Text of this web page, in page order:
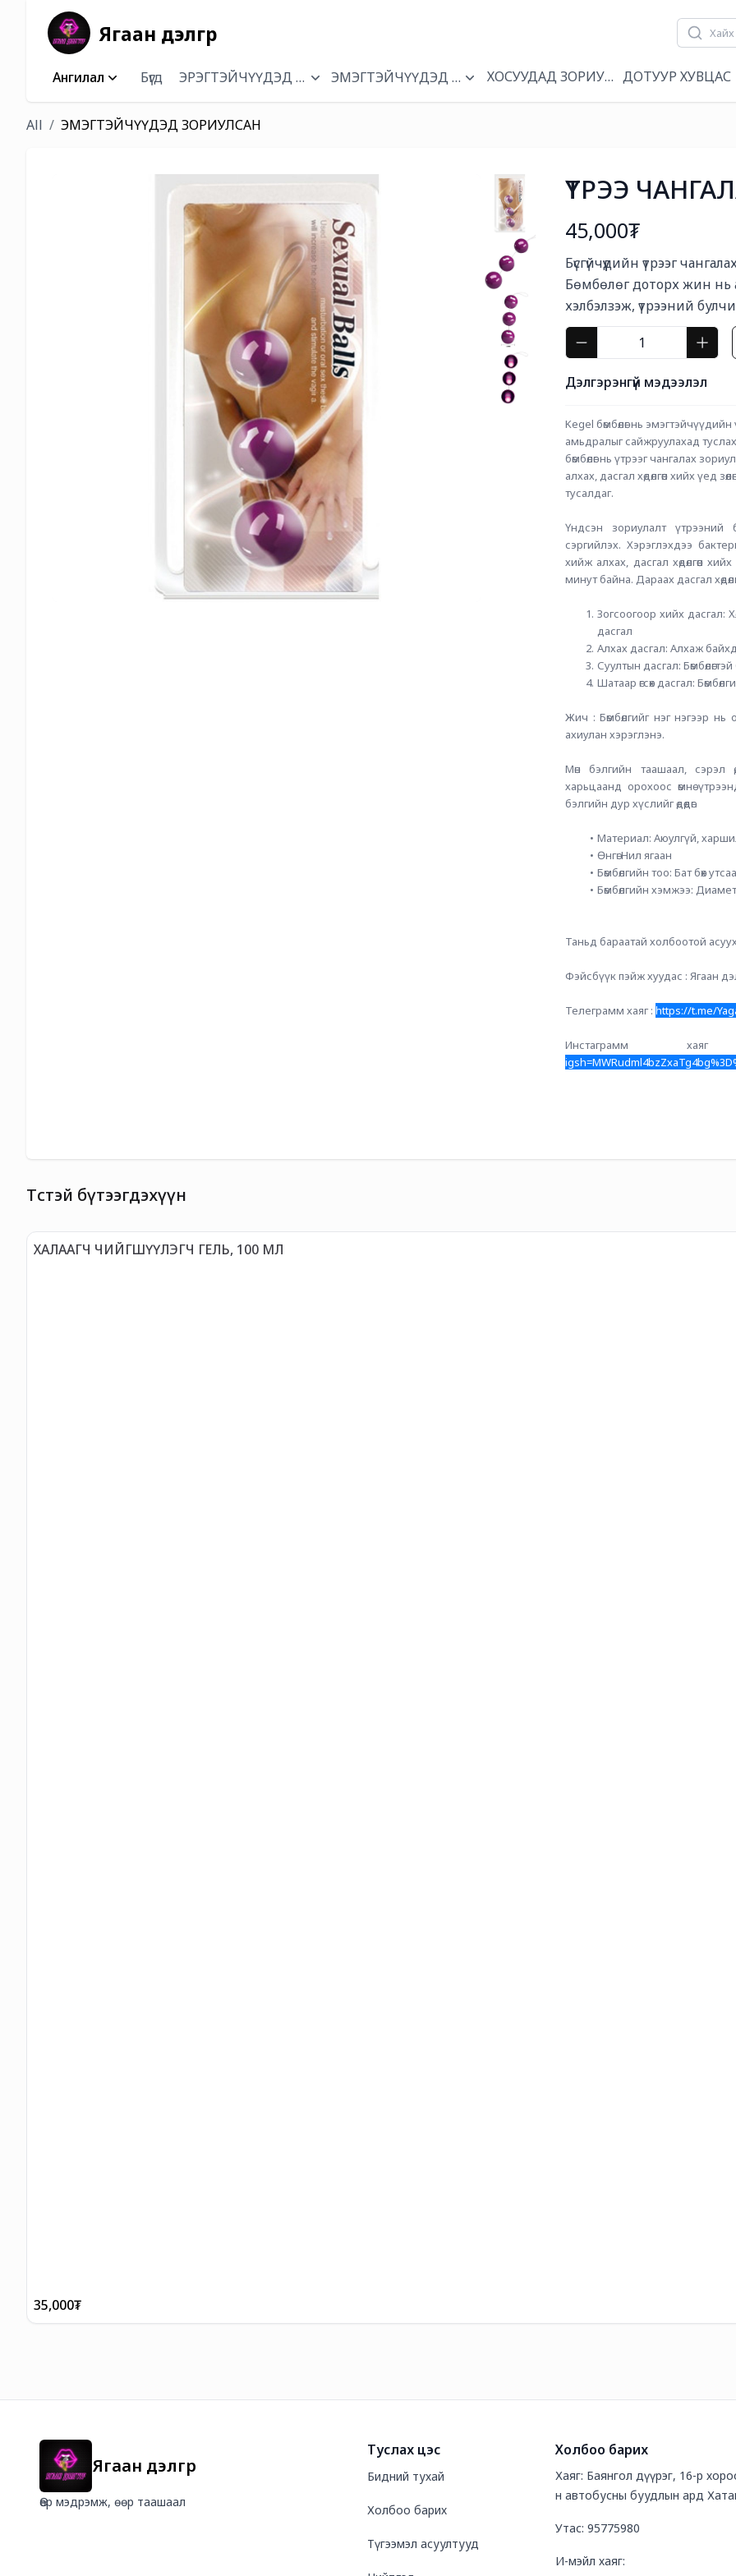
Ягаан дэлгүүр
Ангилал Бүгд ЭРЭГТЭЙЧҮҮДЭД ЗОРИУЛСАНЭМЭГТЭЙЧҮҮДЭД ЗОРИУЛСАНХОСУУДАД ЗОРИУЛСАНДОТУУР ХУВЦАС
All ЭМЭГТЭЙЧҮҮДЭД ЗОРИУЛСАН
ҮТРЭЭ
45,000₮
Бүсгүйчүүдийн үтрээг
Бөмбөлөг доторх жин нь
хэлбэлзэж, үтрээний
Дэлгэрэнгүй мэдээлэл
Kegel бөмбөлөг нь эмэгтэйчүүдийн
амьдралыг сайжруулахад
бөмбөлөг нь үтрээг чангалах
алхах, дасгал хөдөлгөөн хийх үед
тусалдаг.
Үндсэн зориулалт үтрээний
сэргийлэх. Хэрэглэхдээ
хийж алхах, дасгал хөдөлгөөн
минут байна. Дараах дасгал
Зогсоогоор хийх дасгал:
дасгал
Алхах дасгал: Алхаж
Суултын дасгал:
Шатаар өгсөх дасгал:
Жич : Бөмбөлгийг нэг нэгээр нь
ахиулан хэрэглэнэ.
Мөн бэлгийн таашаал, сэрэл
харьцаанд орохоос өмнө
бэлгийн дур хүслийг өдөөдөг.
Материал: Аюулгүй, харшил
Өнгө: Нил ягаан
Бөмбөлгийн тоо: Бат бөх
Бөмбөлгийн хэмжээ:
Таньд бараатай холбоотой
Фэйсбүүк пэйж хуудас : Ягаан
Телеграмм хаяг : https://t.me/
Төстэй бүтээгдэхүүн
ХАЛААГЧ ЧИЙГШҮҮЛЭГЧ ГЕЛЬ, 100 МЛ
35,000₮
Ягаан дэлгүүр
Өөр мэдрэмж, өөр таашаал
Туслах цэс
Бидний тухай
Холбоо барих
Түгээмэл асуултууд
Холбоо барих
Хаяг: Баянгол дүүрэг, 16-р
н автобусны буудлын ард
Утас: 95775980
И-мэйл хаяг: